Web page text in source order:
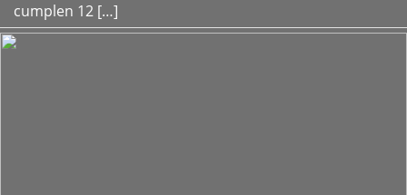
cumplen 12 […]